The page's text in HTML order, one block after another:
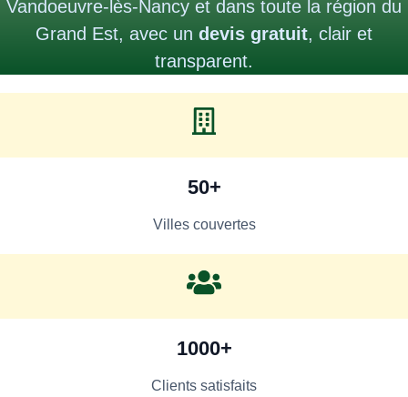
Vandoeuvre-lès-Nancy et dans toute la région du
Grand Est, avec un devis gratuit, clair et
transparent.
50+
Villes couvertes
1000+
Clients satisfaits